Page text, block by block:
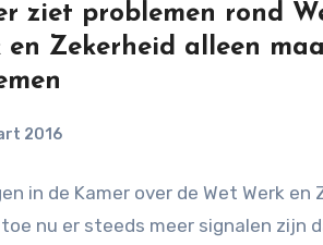
ziet problemen rond
en Zekerheid alleen
2016
in de Kamer over de Wet Werk en
nu er steeds meer signalen zijn